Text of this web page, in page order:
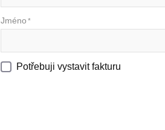
Jméno *
Potřebuji vystavit fakturu